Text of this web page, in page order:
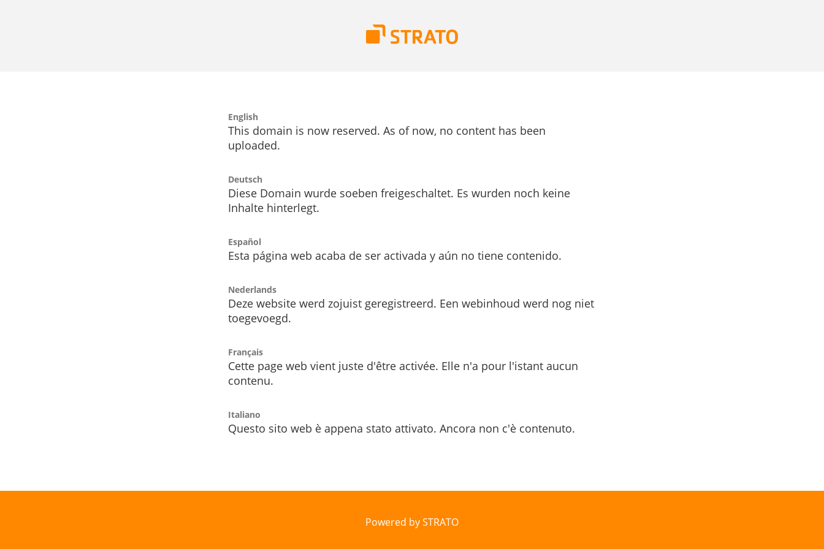
English
This domain is now reserved. As of now, no content has been
uploaded.
Deutsch
Diese Domain wurde soeben freigeschaltet. Es wurden noch keine
Inhalte hinterlegt.
Español
Esta página web acaba de ser activada y aún no tiene contenido.
Nederlands
Deze website werd zojuist geregistreerd. Een webinhoud werd nog niet
toegevoegd.
Français
Cette page web vient juste d'être activée. Elle n'a pour l'istant aucun
contenu.
Italiano
Questo sito web è appena stato attivato. Ancora non c'è contenuto.
Powered by STRATO